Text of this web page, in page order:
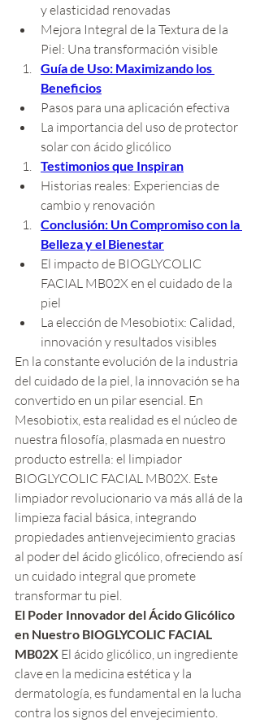
y elasticidad renovadas
Mejora Integral de la Textura de la
Piel: Una transformación visible
Guía de Uso: Maximizando los
Beneficios
Pasos para una aplicación efectiva
La importancia del uso de protector
solar con ácido glicólico
Testimonios que Inspiran
Historias reales: Experiencias de
cambio y renovación
Conclusión: Un Compromiso con la
Belleza y el Bienestar
El impacto de BIOGLYCOLIC
FACIAL MB02X en el cuidado de la
piel
La elección de Mesobiotix: Calidad,
innovación y resultados visibles
En la constante evolución de la industria
del cuidado de la piel, la innovación se ha
convertido en un pilar esencial. En
Mesobiotix, esta realidad es el núcleo de
nuestra filosofía, plasmada en nuestro
producto estrella: el limpiador
BIOGLYCOLIC FACIAL MB02X. Este
limpiador revolucionario va más allá de la
limpieza facial básica, integrando
propiedades antienvejecimiento gracias
al poder del ácido glicólico, ofreciendo así
un cuidado integral que promete
transformar tu piel.
El Poder Innovador del Ácido Glicólico
en Nuestro BIOGLYCOLIC FACIAL
MB02X El ácido glicólico, un ingrediente
clave en la medicina estética y la
dermatología, es fundamental en la lucha
contra los signos del envejecimiento.